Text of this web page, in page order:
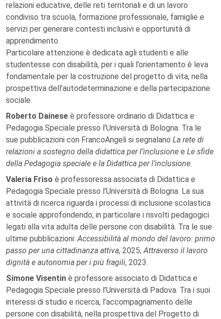
relazioni educative, delle reti territoriali e di un lavoro
condiviso tra scuola, formazione professionale, famiglie e
servizi per generare contesti inclusivi e opportunità di
apprendimento.
Particolare attenzione è dedicata agli studenti e alle
studentesse con disabilità, per i quali l’orientamento è leva
fondamentale per la costruzione del progetto di vita, nella
prospettiva dell’autodeterminazione e della partecipazione
sociale.
Roberto Dainese è professore ordinario di Didattica e
Pedagogia Speciale presso l’Università di Bologna. Tra le
sue pubblicazioni con FrancoAngeli si segnalano La rete di
relazioni a sostegno della didattica per l’inclusione e Le sfide
della Pedagogia speciale e la Didattica per l’inclusione.
Valeria Friso è professoressa associata di Didattica e
Pedagogia Speciale presso l’Università di Bologna. La sua
attività di ricerca riguarda i processi di inclusione scolastica
e sociale approfondendo, in particolare i risvolti pedagogici
legati alla vita adulta delle persone con disabilità. Tra le sue
ultime pubblicazioni:Accessibilità al mondo del lavoro: primo
passo per una cittadinanza attiva, 2025;Attraverso il lavoro
dignità e autonomia per i più fragili, 2023.
Simone Visentin è professore associato di Didattica e
Pedagogia Speciale presso l’Università di Padova. Tra i suoi
interessi di studio e ricerca, l’accompagnamento delle
persone con disabilità, nella prospettiva del Progetto di